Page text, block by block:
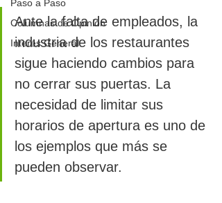
Paso a Paso
Columnas de Opinión
Interés General
Ante la falta de empleados, la
industria de los restaurantes
sigue haciendo cambios para
no cerrar sus puertas. La
necesidad de limitar sus
horarios de apertura es uno de
los ejemplos que más se
pueden observar.